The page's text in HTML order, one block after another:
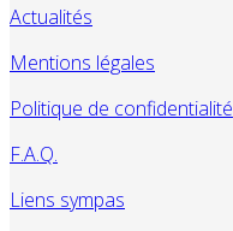
Actualités
Mentions légales
Politique de confidentialité
F.A.Q.
Liens sympas